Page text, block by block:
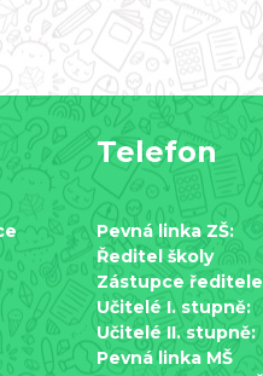
Telefon
Pevná linka ZŠ:
Ředitel školy
Zástupce ředitele
Učitelé I. stupně:
Učitelé II. stupně:
Pevná linka MŠ